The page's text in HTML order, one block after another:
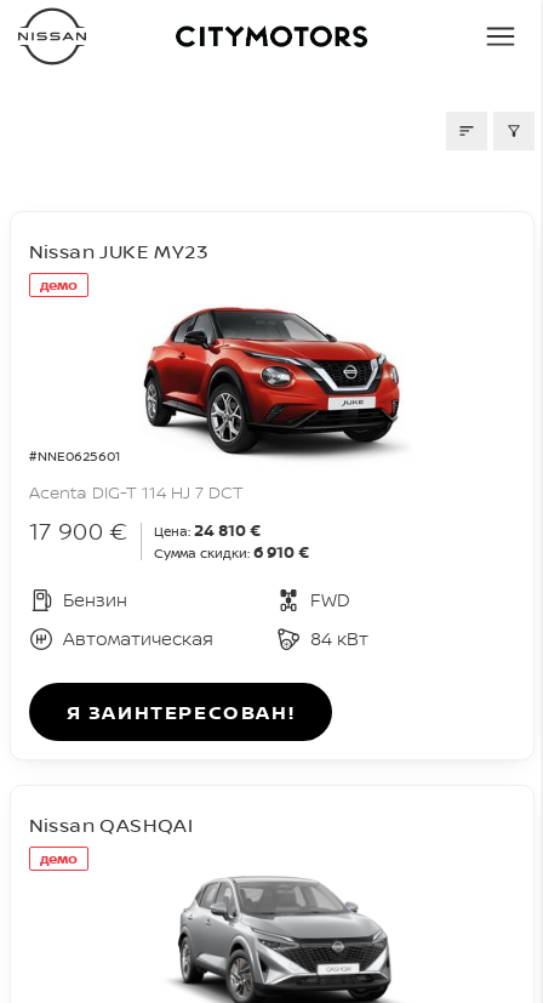
демо
#NNE0625601
Nissan JUKE MY23
Acenta DIG-T 114 HJ 7 DCT
17 900 € Цена: 24 810 €
Сумма скидки: 6 910 €
Бензин
FWD
Автоматическая
84 кВт
Я ЗАИНТЕРЕСОВАН!
демо
Nissan QASHQAI